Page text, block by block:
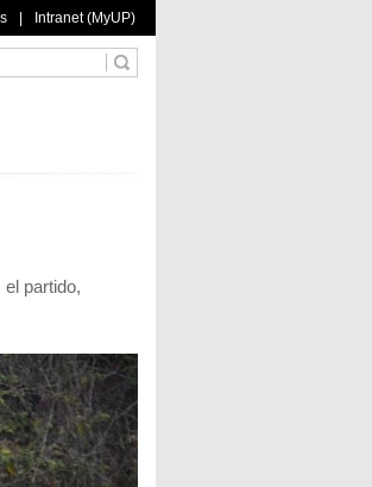
Intranet (MyUP)
partido,